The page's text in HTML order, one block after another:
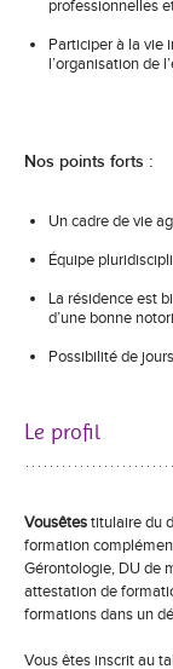
professionnelles
Participer à la vie
l’organisation de
Nos points forts :
Un cadre de vie
Équipe
La résidence est
d’une bonne
Possibilité de
Le profil
Vousêtestitulaire du
formation
Gérontologie, DU de
attestation de
formations dans un
Vous êtes inscrit au